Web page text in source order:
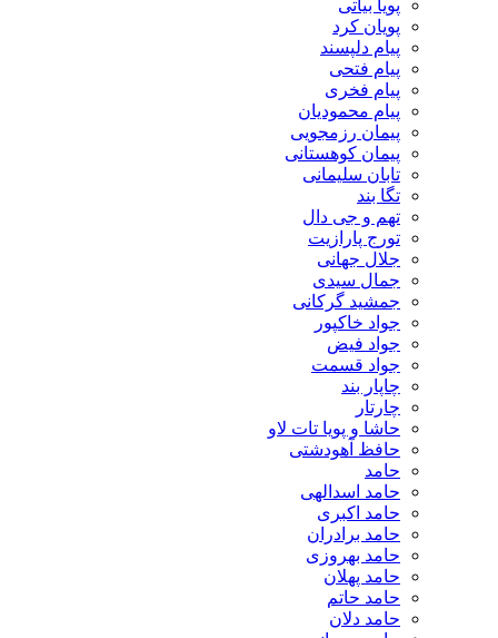
پویا بیاتی
پویان کرد
پیام دلپسند
پیام فتحی
پیام فخری
پیام محمودیان
پیمان رزمجویی
پیمان کوهستانی
تابان سلیمانی
تگا بند
تهم و جی دال
تورج پارازیت
جلال جهانی
جمال سیدی
جمشید گرکانی
جواد خاکپور
جواد فیض
جواد قسمت
چاپار بند
چارتار
حاشا و پویا تات لاو
حافظ آهودشتی
حامد
حامد اسدالهی
حامد اکبری
حامد برادران
حامد بهروزی
حامد پهلان
حامد حاتم
حامد دلان